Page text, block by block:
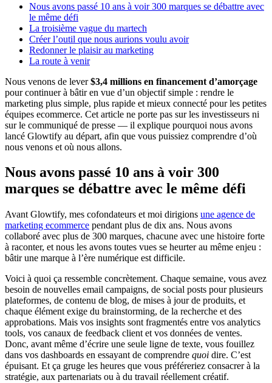
Nous avons passé 10 ans à voir 300 marques se débattre avec
le même défi
La troisième vague du martech
Créer l’outil que nous aurions voulu avoir
Redonner le plaisir au marketing
La route à venir
Nous venons de lever$3,4 millions en financement d’amorçage
pour continuer à bâtir en vue d’un objectif simple : rendre le
marketing plus simple, plus rapide et mieux connecté pour les petites
équipes ecommerce. Cet article ne porte pas sur les investisseurs ni
sur le communiqué de presse — il explique pourquoi nous avons
lancé Glowtify au départ, afin que vous puissiez comprendre d’où
nous venons et où nous allons.
Nous avons passé 10 ans à voir 300
marques se débattre avec le même défi
Avant Glowtify, mes cofondateurs et moi dirigions une agence de
marketing ecommerce pendant plus de dix ans. Nous avons
collaboré avec plus de 300 marques, chacune avec une histoire forte
à raconter, et nous les avons toutes vues se heurter au même enjeu :
bâtir une marque à l’ère numérique est difficile.
Voici à quoi ça ressemble concrètement. Chaque semaine, vous avez
besoin de nouvelles email campaigns, de social posts pour plusieurs
plateformes, de contenu de blog, de mises à jour de produits, et
chaque élément exige du brainstorming, de la recherche et des
approbations. Mais vos insights sont fragmentés entre vos analytics
tools, vos canaux de feedback client et vos données de ventes.
Donc, avant même d’écrire une seule ligne de texte, vous fouillez
dans vos dashboards en essayant de comprendre quoi dire. C’est
épuisant. Et ça gruge les heures que vous préféreriez consacrer à la
stratégie, aux partenariats ou à du travail réellement créatif.